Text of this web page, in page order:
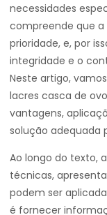
necessidades
compreende que
prioridade, e, por
integridade e o
Neste artigo,
lacres casca de
vantagens,
solução adequada
Ao longo do texto,
técnicas,
podem ser
é fornecer